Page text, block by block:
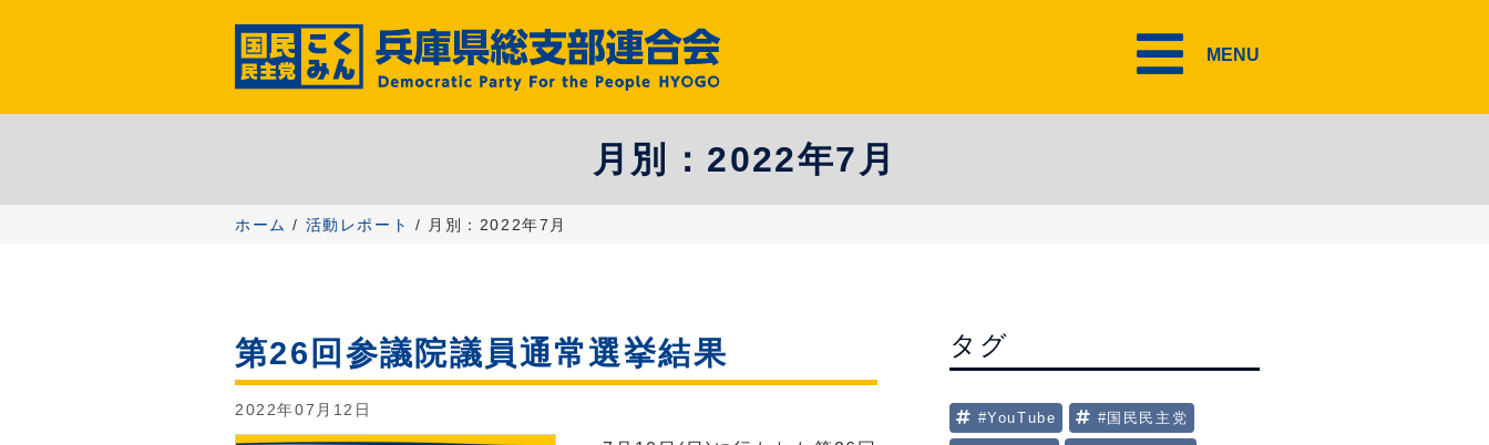
ツ
MENU
月別： 2022年7月
ホーム / 活動レポート / 月別：2022年7月
第26回参議院議員通常選挙結果
2022年07月12日
タグ
#YouTube #国民民主党